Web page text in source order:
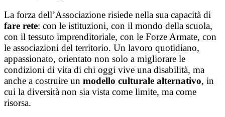
La forza dell’Associazione risiede nella sua capacità di
fare rete: con le istituzioni, con il mondo della scuola,
con il tessuto imprenditoriale, con le Forze Armate, con
le associazioni del territorio. Un lavoro quotidiano,
appassionato, orientato non solo a migliorare le
condizioni di vita di chi oggi vive una disabilità, ma
anche a costruire un modello culturale alternativo, in
cui la diversità non sia vista come limite, ma come
risorsa.